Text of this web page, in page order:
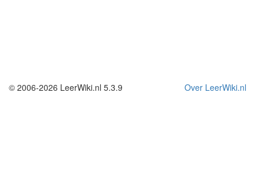
Over LeerWiki.nl
© 2006-2026 LeerWiki.nl 5.3.9